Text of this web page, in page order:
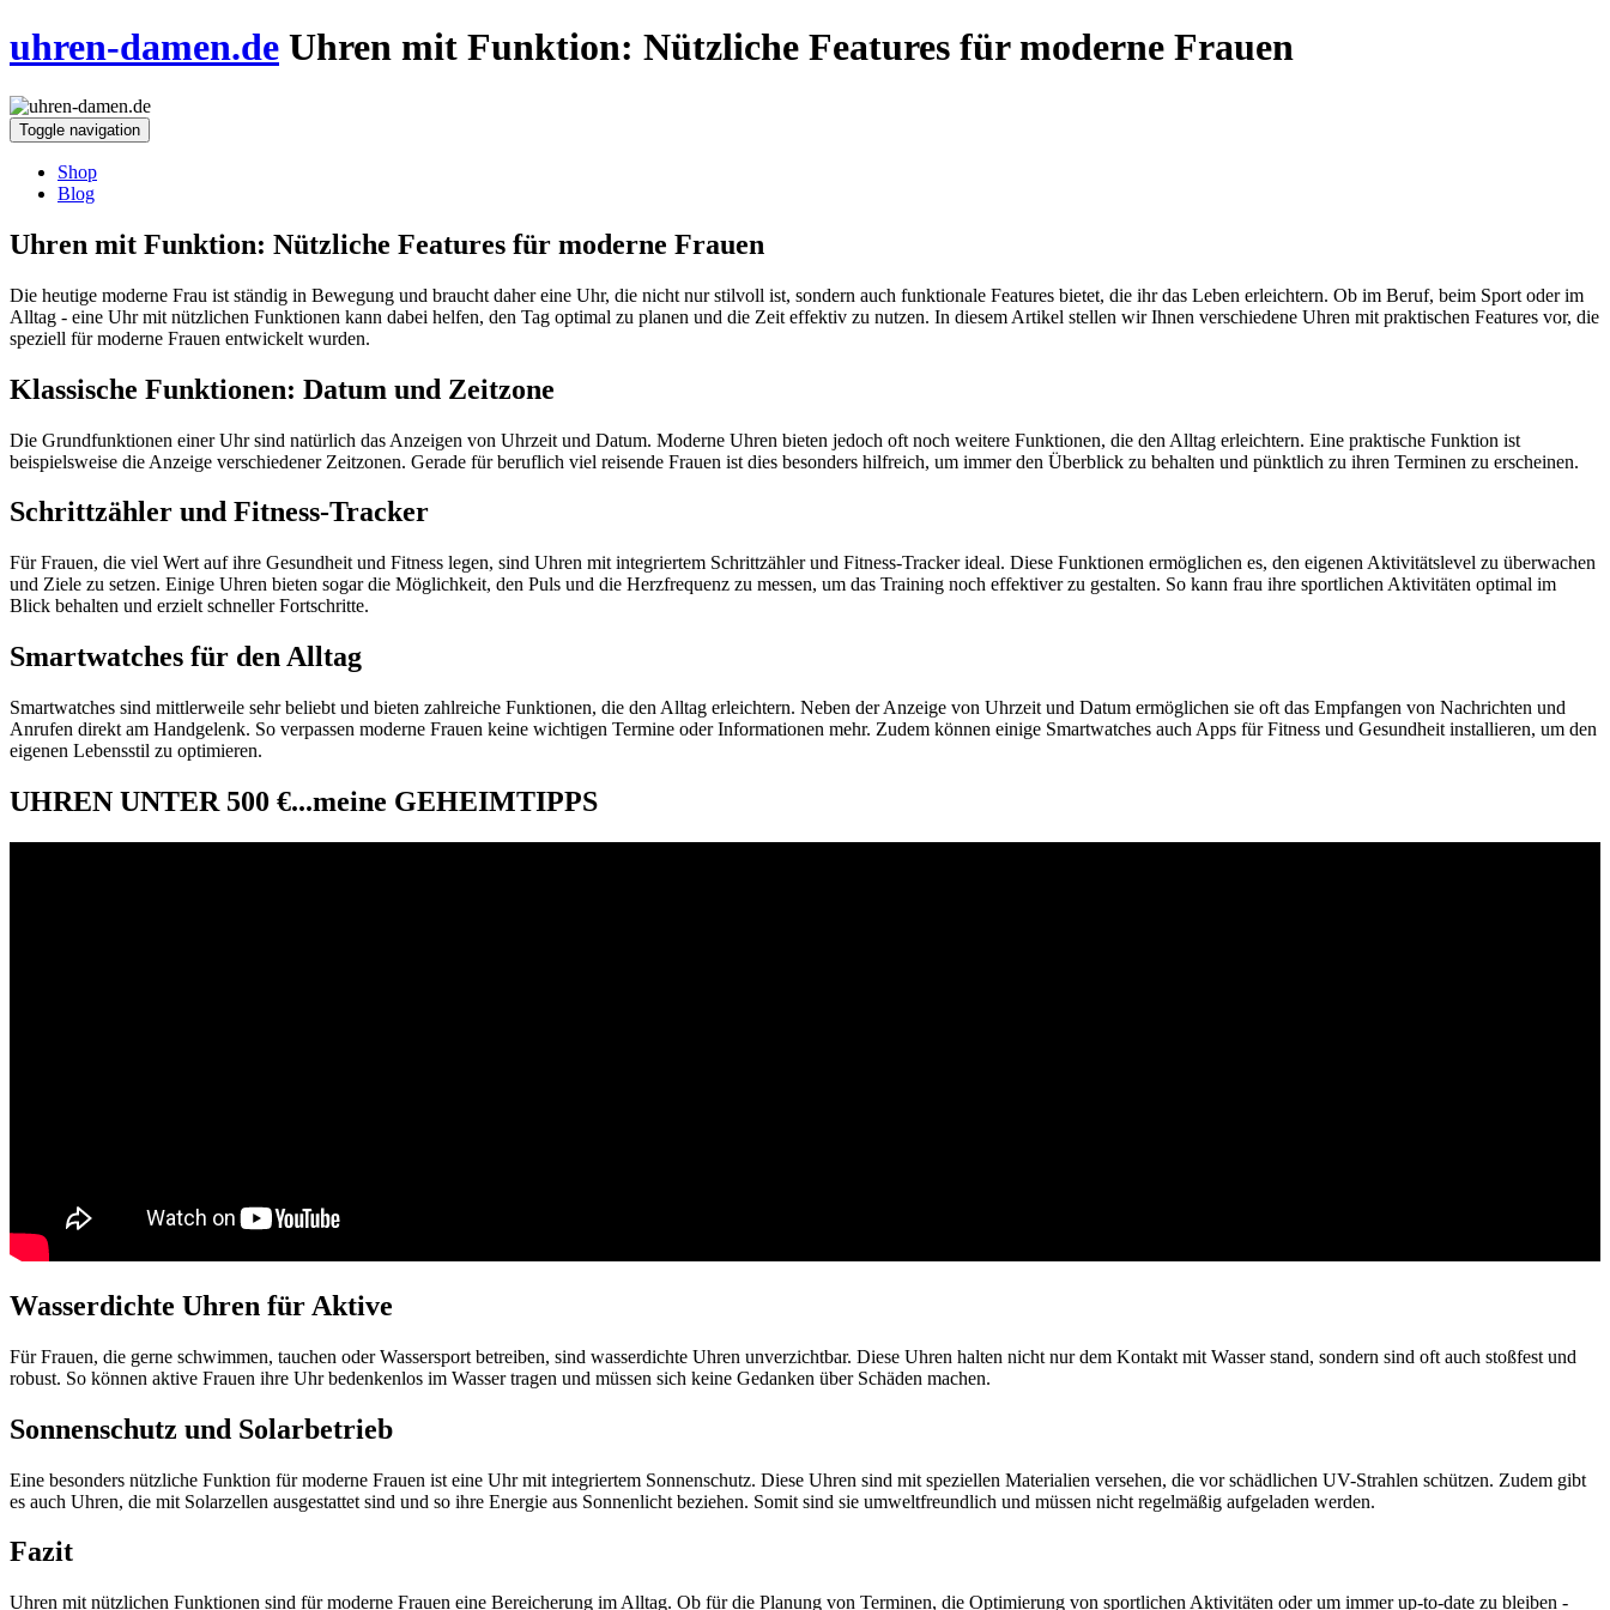
uhren-damen.de Uhren mit Funktion: Nützliche Features für moderne Frauen
Toggle navigation
Shop
Blog
Uhren mit Funktion: Nützliche Features für moderne Frauen
Die heutige moderne Frau ist ständig in Bewegung und braucht daher eine Uhr, die nicht nur stilvoll ist, sondern auch funktionale Features bietet, die ihr das Leben erleichtern. Ob im Beruf, beim Sport oder im
Alltag - eine Uhr mit nützlichen Funktionen kann dabei helfen, den Tag optimal zu planen und die Zeit effektiv zu nutzen. In diesem Artikel stellen wir Ihnen verschiedene Uhren mit praktischen Features vor, die
speziell für moderne Frauen entwickelt wurden.
Klassische Funktionen: Datum und Zeitzone
Die Grundfunktionen einer Uhr sind natürlich das Anzeigen von Uhrzeit und Datum. Moderne Uhren bieten jedoch oft noch weitere Funktionen, die den Alltag erleichtern. Eine praktische Funktion ist
beispielsweise die Anzeige verschiedener Zeitzonen. Gerade für beruflich viel reisende Frauen ist dies besonders hilfreich, um immer den Überblick zu behalten und pünktlich zu ihren Terminen zu erscheinen.
Schrittzähler und Fitness-Tracker
Für Frauen, die viel Wert auf ihre Gesundheit und Fitness legen, sind Uhren mit integriertem Schrittzähler und Fitness-Tracker ideal. Diese Funktionen ermöglichen es, den eigenen Aktivitätslevel zu überwachen
und Ziele zu setzen. Einige Uhren bieten sogar die Möglichkeit, den Puls und die Herzfrequenz zu messen, um das Training noch effektiver zu gestalten. So kann frau ihre sportlichen Aktivitäten optimal im
Blick behalten und erzielt schneller Fortschritte.
Smartwatches für den Alltag
Smartwatches sind mittlerweile sehr beliebt und bieten zahlreiche Funktionen, die den Alltag erleichtern. Neben der Anzeige von Uhrzeit und Datum ermöglichen sie oft das Empfangen von Nachrichten und
Anrufen direkt am Handgelenk. So verpassen moderne Frauen keine wichtigen Termine oder Informationen mehr. Zudem können einige Smartwatches auch Apps für Fitness und Gesundheit installieren, um den
eigenen Lebensstil zu optimieren.
UHREN UNTER 500 €...meine GEHEIMTIPPS
Wasserdichte Uhren für Aktive
Für Frauen, die gerne schwimmen, tauchen oder Wassersport betreiben, sind wasserdichte Uhren unverzichtbar. Diese Uhren halten nicht nur dem Kontakt mit Wasser stand, sondern sind oft auch stoßfest und
robust. So können aktive Frauen ihre Uhr bedenkenlos im Wasser tragen und müssen sich keine Gedanken über Schäden machen.
Sonnenschutz und Solarbetrieb
Eine besonders nützliche Funktion für moderne Frauen ist eine Uhr mit integriertem Sonnenschutz. Diese Uhren sind mit speziellen Materialien versehen, die vor schädlichen UV-Strahlen schützen. Zudem gibt
es auch Uhren, die mit Solarzellen ausgestattet sind und so ihre Energie aus Sonnenlicht beziehen. Somit sind sie umweltfreundlich und müssen nicht regelmäßig aufgeladen werden.
Fazit
Uhren mit nützlichen Funktionen sind für moderne Frauen eine Bereicherung im Alltag. Ob für die Planung von Terminen, die Optimierung von sportlichen Aktivitäten oder um immer up-to-date zu bleiben -